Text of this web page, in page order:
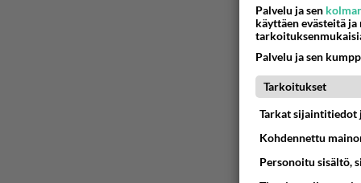
Mä
🤍
Palvelu ja sen
käyttäen evästeitä
Palvelu ja sen
Tarkoitukset
Tarkat sijaintitiedot
Kohdennettu
Personoitu sisältö,